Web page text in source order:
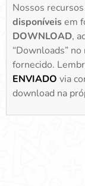
Nossos
disponíveisem
DOWNLOAD,
“Downloads”
fornecido.
ENVIADO via
download na